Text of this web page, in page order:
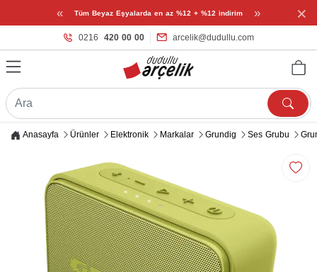
« Tüm Beyaz Eşyalarda en az %12 + %12 indirim » ×
0216 420 00 00 arcelik@dudullu.com
Anasayfa Ürünler Elektronik Markalar Grundig Ses Grubu